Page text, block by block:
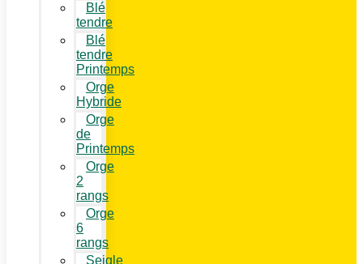
Blé
tendre
Blé
tendre
Printemps
Orge
Hybride
Orge
de
Printemps
Orge
2
rangs
Orge
6
rangs
Seigle